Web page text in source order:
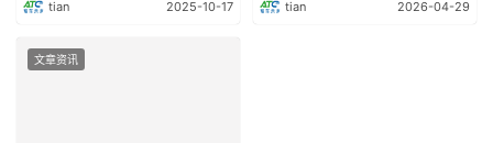
官于11月7日表示该公司已获得中国的出口豁免，可恢复芯
tian 2025-10-17 tian 2026-04-29
文章资讯